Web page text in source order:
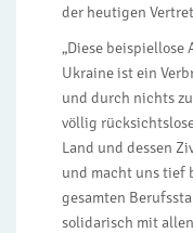
der heutigen
„Diese beispiellose
Ukraine ist ein
und durch nichts
völlig
Land und dessen
und macht uns tief
gesamten
solidarisch mit